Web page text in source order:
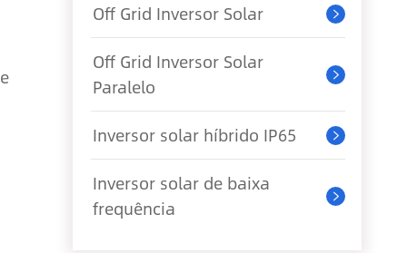
Off Grid Inversor Solar 
Off Grid Inversor Solar
Paralelo

Inversor solar híbrido IP65 
Inversor solar de baixa
frequência
